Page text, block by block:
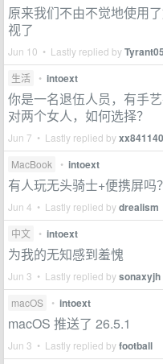
原来我们不由不觉地使用
视了
Jun 10 • Lastly replied by
生活 • intoext
你是一名退伍人员，有手
对两个女人，如何选择？
Jun 7 • Lastly replied by
MacBook • intoext
有人玩无头骑士+便携屏吗？
Jun 4 • Lastly replied bydrealism
中文 • intoext
为我的无知感到羞愧
Jun 3 • Lastly replied bysonaxyjh
macOS • intoext
macOS 推送了 26.5.1
Jun 3 • Lastly replied byfootball